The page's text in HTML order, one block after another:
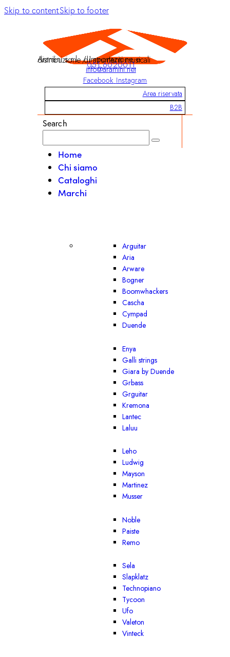
Skip to contentSkip to footer
Aramini s.r.l. / Importazione e distribuzione di strumenti musicali
051 6020011
info@aramini.net
Facebook Instagram
Area riservata
B2B
Search
Home
Chi siamo
Cataloghi
Marchi
Arguitar
Aria
Arware
Bogner
Boomwhackers
Cascha
Cympad
Duende
Enya
Galli strings
Giara by Duende
Grbass
Grguitar
Kremona
Lantec
Laluu
Leho
Ludwig
Mayson
Martinez
Musser
Noble
Paiste
Remo
Sela
Slapklatz
Technopiano
Tycoon
Ufo
Valeton
Vinteck